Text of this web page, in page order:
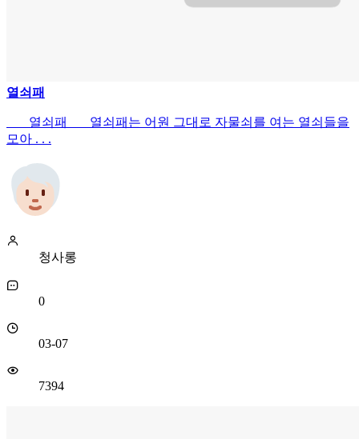
열쇠패
열쇠패 열쇠패는 어원 그대로 자물쇠를 여는 열쇠들을
모아 . . .
청사롱
0
03-07
7394